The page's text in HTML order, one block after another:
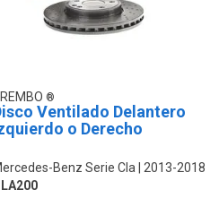
Ventilado Delantero
o Derecho
Benz Serie Cla
2013-2018